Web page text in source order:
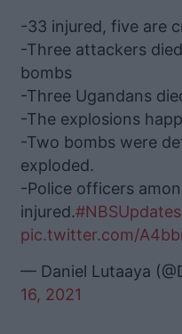
-33 injured, five are
-Three attackers
bombs
-Three Ugandans
-The explosions
-Two bombs were
exploded.
-Police officers
injured.#NBSUpdates
pic.twitter.com/
— Daniel Lutaaya
16, 2021